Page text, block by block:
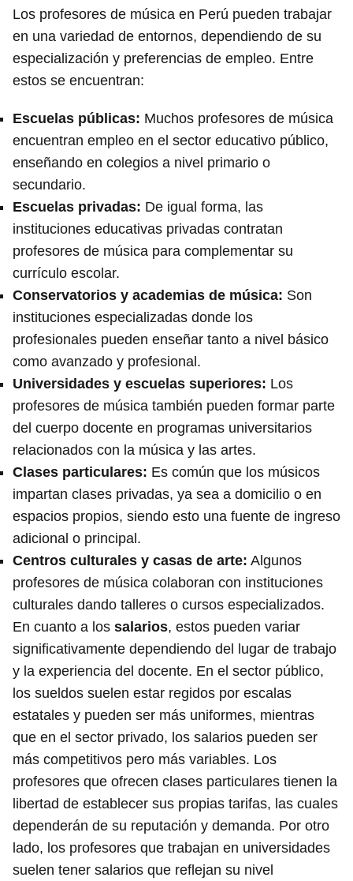
Los profesores de música en Perú pueden trabajar
en una variedad de entornos, dependiendo de su
especialización y preferencias de empleo. Entre
estos se encuentran:
Escuelas públicas: Muchos profesores de música
encuentran empleo en el sector educativo público,
enseñando en colegios a nivel primario o
secundario.
Escuelas privadas: De igual forma, las
instituciones educativas privadas contratan
profesores de música para complementar su
currículo escolar.
Conservatorios y academias de música: Son
instituciones especializadas donde los
profesionales pueden enseñar tanto a nivel básico
como avanzado y profesional.
Universidades y escuelas superiores: Los
profesores de música también pueden formar parte
del cuerpo docente en programas universitarios
relacionados con la música y las artes.
Clases particulares: Es común que los músicos
impartan clases privadas, ya sea a domicilio o en
espacios propios, siendo esto una fuente de ingreso
adicional o principal.
Centros culturales y casas de arte: Algunos
profesores de música colaboran con instituciones
culturales dando talleres o cursos especializados.
En cuanto a los salarios, estos pueden variar
significativamente dependiendo del lugar de trabajo
y la experiencia del docente. En el sector público,
los sueldos suelen estar regidos por escalas
estatales y pueden ser más uniformes, mientras
que en el sector privado, los salarios pueden ser
más competitivos pero más variables. Los
profesores que ofrecen clases particulares tienen la
libertad de establecer sus propias tarifas, las cuales
dependerán de su reputación y demanda. Por otro
lado, los profesores que trabajan en universidades
suelen tener salarios que reflejan su nivel